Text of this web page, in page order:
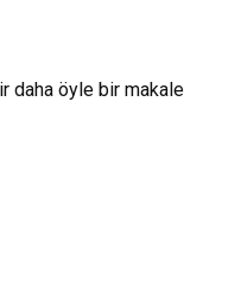
daha öyle bir makale